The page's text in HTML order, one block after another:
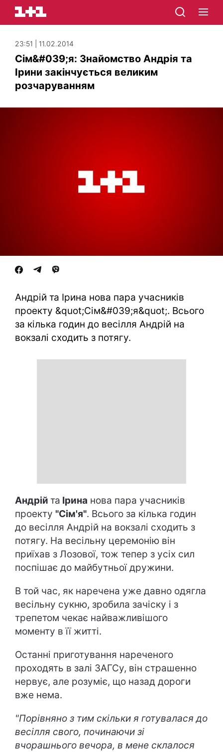
23:51 | 11.02.2014
Сім&#039;я: Знайомство Андрія та
Ірини закінчується великим
розчаруванням
Андрій та Ірина нова пара учасників
проекту &quot;Сім&#039;я&quot;. Всього
за кілька годин до весілля Андрій на
вокзалі сходить з потягу.
Андрій та Ірина нова пара учасників
проекту "Сім'я". Всього за кілька годин
до весілля Андрій на вокзалі сходить з
потягу. На весільну церемонію він
приїхав з Лозової, тож тепер з усіх сил
поспішає до майбутньої дружини.
В той час, як наречена уже давно одягла
весільну сукню, зробила зачіску і з
трепетом чекає найважливішого
моменту в її житті.
Останні приготування нареченого
проходять в залі ЗАГСу, він страшенно
нервує, але розуміє, що назад дороги
вже нема.
"Порівняно з тим скільки я готувалася до
весілля свого, починаючи зі
вчорашнього вечора, в мене склалося